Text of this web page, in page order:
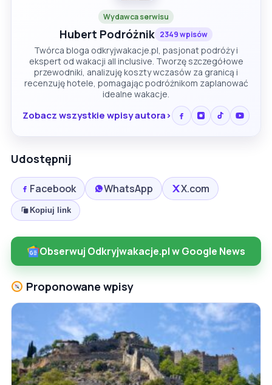
Wydawca serwisu
Hubert Podróżnik 2349 wpisów
Twórca bloga odkryjwakacje.pl, pasjonat podróży i
ekspert od wakacji all inclusive. Tworzę szczegółowe
przewodniki, analizuję koszty wczasów za granicą i
recenzuję hotele, pomagając podróżnikom zaplanować
idealne wakacje.
Zobacz wszystkie wpisy autora
Udostępnij
Facebook WhatsApp X.com
Kopiuj link
Obserwuj Odkryjwakacje.pl w Google News
Proponowane wpisy